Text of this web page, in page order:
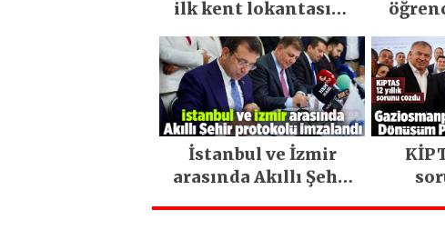
ilk kent lokantasını
açtı
İstanbul ve İzmir
arasında Akıllı Şehir